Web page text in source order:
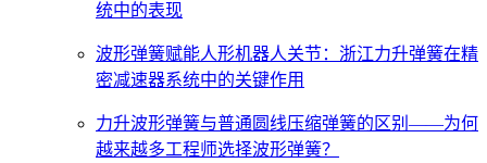
统中的表现
波形弹簧赋能人形机器人关节：浙江力升弹簧在精
密减速器系统中的关键作用
力升波形弹簧与普通圆线压缩弹簧的区别——为何
越来越多工程师选择波形弹簧？